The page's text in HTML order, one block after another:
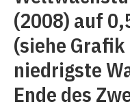
(2008) auf
(siehe
niedrigste
Ende des